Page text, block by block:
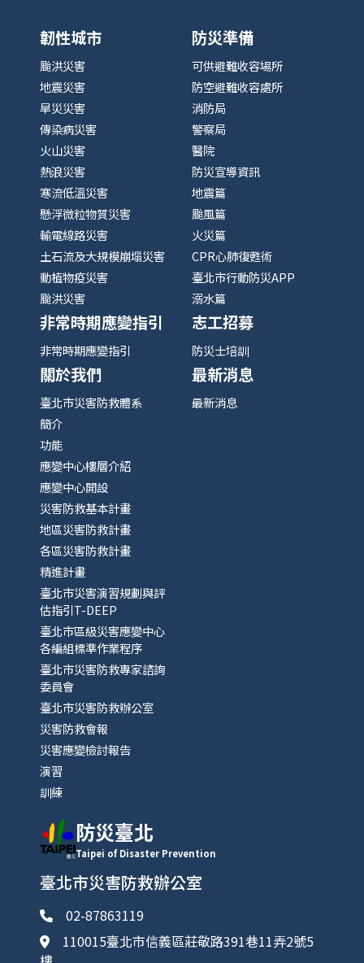
韌性城市
颱洪災害
地震災害
旱災災害
傳染病災害
火山災害
熱浪災害
寒流低溫災害
懸浮微粒物質災害
輸電線路災害
土石流及大規模崩塌災害
動植物疫災害
颱洪災害
防災準備
可供避難收容場所
防空避難收容處所
消防局
警察局
醫院
防災宣導資訊
地震篇
颱風篇
火災篇
CPR心肺復甦術
臺北市行動防災APP
溺水篇
非常時期應變指引
非常時期應變指引
志工招募
防災士培訓
關於我們
臺北市災害防救體系
簡介
功能
應變中心樓層介紹
應變中心開設
災害防救基本計畫
地區災害防救計畫
各區災害防救計畫
精進計畫
臺北市災害演習規劃與評
估指引T-DEEP
臺北市區級災害應變中心
各編組標準作業程序
臺北市災害防救專家諮詢
委員會
臺北市災害防救辦公室
災害防救會報
災害應變檢討報告
演習
訓練
最新消息
最新消息
防災臺北
Taipei of Disaster Prevention
臺北市災害防救辦公室
02-87863119
110015臺北市信義區莊敬路391巷11弄2號5